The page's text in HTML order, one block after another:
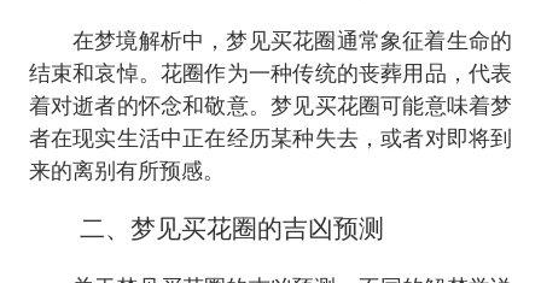
在梦境解析中，梦见买花圈通常象征着生命的
结束和哀悼。花圈作为一种传统的丧葬用品，代表
着对逝者的怀念和敬意。梦见买花圈可能意味着梦
者在现实生活中正在经历某种失去，或者对即将到
来的离别有所预感。
二、梦见买花圈的吉凶预测